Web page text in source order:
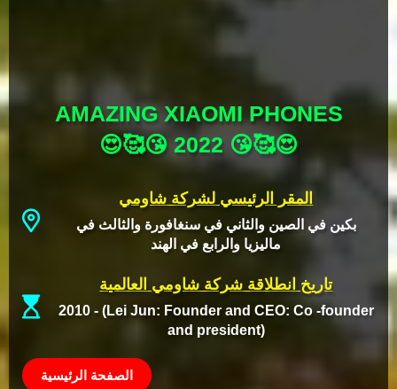
AMAZING XIAOMI PHONES
😍🥰️😘 2022 😘🥰️😍
المقر الرئيسي لشركة شاومي
بكين في الصين والثاني في سنغافورة والثالث في
ماليزيا والرابع في الهند
تاريخ انطلاقة شركة شاومي العالمية
2010 - (Lei Jun: Founder and CEO: Co -founder
and president)
الصفحة الرئيسية